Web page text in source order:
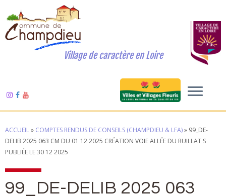
Village de caractère en Loire
ACCUEIL» COMPTES RENDUS DE CONSEILS (CHAMPDIEU & LFA)» 99_DE-
DELIB 2025 063 CM DU 01 12 2025 CRÉATION VOIE ALLÉE DU RUILLAT S
PUBLIÉE LE 30 12 2025
99_DE-DELIB 2025 063